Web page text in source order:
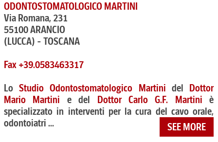
ODONTOSTOMATOLOGICO MARTINI
Via Romana, 231
55100 ARANCIO
(LUCCA) - TOSCANA
Fax +39.0583463317
LoStudio Odontostomatologico Martini del Dottor
Mario Martini e del Dottor Carlo G.F. Martini è
specializzato in interventi per la cura del cavo orale,
odontoiatri ...
SEE MORE